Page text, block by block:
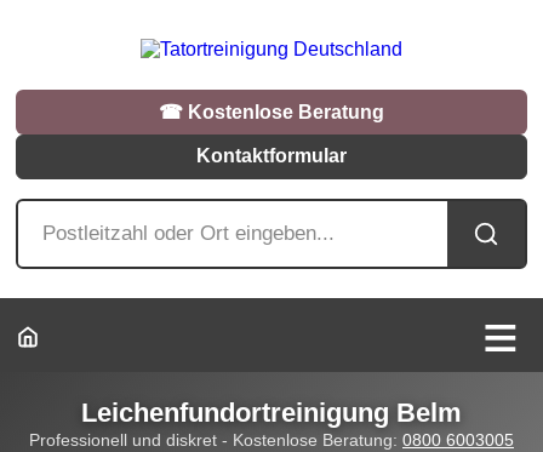
☎︎ Kostenlose Beratung
Kontaktformular
Leichenfundortreinigung Belm
Professionell und diskret - Kostenlose Beratung: 0800 6003005